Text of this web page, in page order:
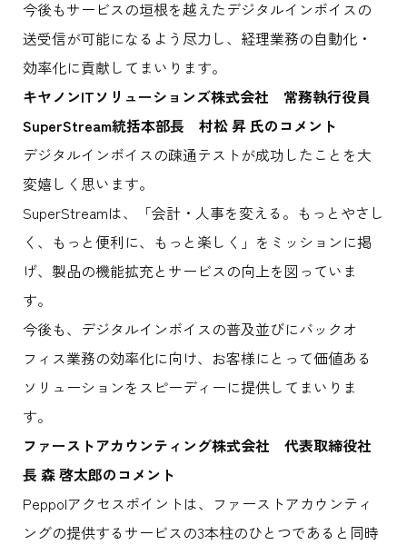
今後もサービスの垣根を越えたデジタルインボイスの
送受信が可能になるよう尽力し、経理業務の自動化・
効率化に貢献してまいります。
キヤノンITソリューションズ株式会社 常務執行役員
SuperStream統括本部長 村松昇氏のコメント
デジタルインボイスの疎通テストが成功したことを大
変嬉しく思います。
SuperStreamは、「会計・人事を変える。もっとやさし
く、もっと便利に、もっと楽しく」をミッションに掲
げ、製品の機能拡充とサービスの向上を図っていま
す。
今後も、デジタルインボイスの普及並びにバックオ
フィス業務の効率化に向け、お客様にとって価値ある
ソリューションをスピーディーに提供してまいりま
す。
ファーストアカウンティング株式会社 代表取締役社
長 森啓太郎のコメント
Peppolアクセスポイントは、ファーストアカウンティ
ングの提供するサービスの3本柱のひとつであると同時